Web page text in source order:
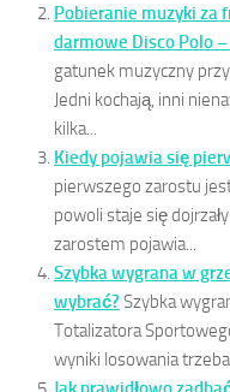
Pobieranie muzyki za
darmowe Disco Polo
gatunek muzyczny
Jedni kochają, inni
kilka...
Kiedy pojawia się
pierwszego zarostu
powoli staje się
zarostem pojawia...
Szybka wygrana w
wybrać? Szybka
Totalizatora
wyniki losowania